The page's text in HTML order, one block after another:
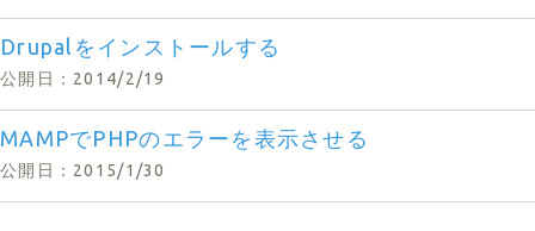
Drupalをインストールする
公開日：2014/2/19
MAMPでPHPのエラーを表示させる
公開日：2015/1/30